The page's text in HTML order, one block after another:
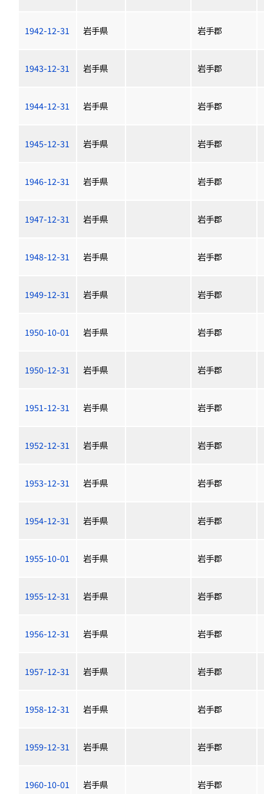
1942-12-31 岩手県 岩手郡
1943-12-31 岩手県 岩手郡
1944-12-31 岩手県 岩手郡
1945-12-31 岩手県 岩手郡
1946-12-31 岩手県 岩手郡
1947-12-31 岩手県 岩手郡
1948-12-31 岩手県 岩手郡
1949-12-31 岩手県 岩手郡
1950-10-01 岩手県 岩手郡
1950-12-31 岩手県 岩手郡
1951-12-31 岩手県 岩手郡
1952-12-31 岩手県 岩手郡
1953-12-31 岩手県 岩手郡
1954-12-31 岩手県 岩手郡
1955-10-01 岩手県 岩手郡
1955-12-31 岩手県 岩手郡
1956-12-31 岩手県 岩手郡
1957-12-31 岩手県 岩手郡
1958-12-31 岩手県 岩手郡
1959-12-31 岩手県 岩手郡
1960-10-01 岩手県 岩手郡